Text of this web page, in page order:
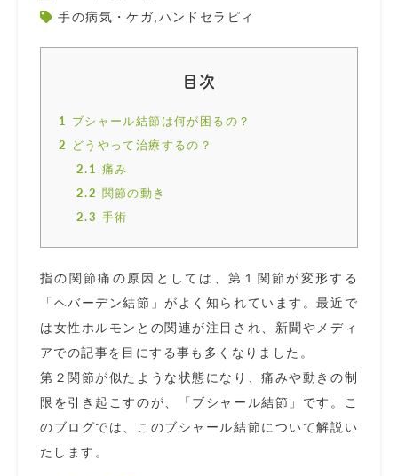
手の病気・ケガ ハンドセラピィ
目次
1 ブシャール結節は何が困るの？
2 どうやって治療するの？
2.1 痛み
2.2 関節の動き
2.3 手術
指の関節痛の原因としては、第１関節が変形する
「ヘバーデン結節」がよく知られています。最近で
は女性ホルモンとの関連が注目され、新聞やメディ
アでの記事を目にする事も多くなりました。
第２関節が似たような状態になり、痛みや動きの制
限を引き起こすのが、「ブシャール結節」です。こ
のブログでは、このブシャール結節について解説い
たします。